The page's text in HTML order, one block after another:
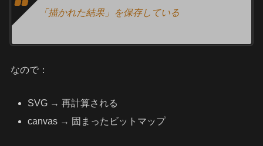
「描かれた結果」を保存している
なので：
SVG → 再計算される
canvas → 固まったビットマップ